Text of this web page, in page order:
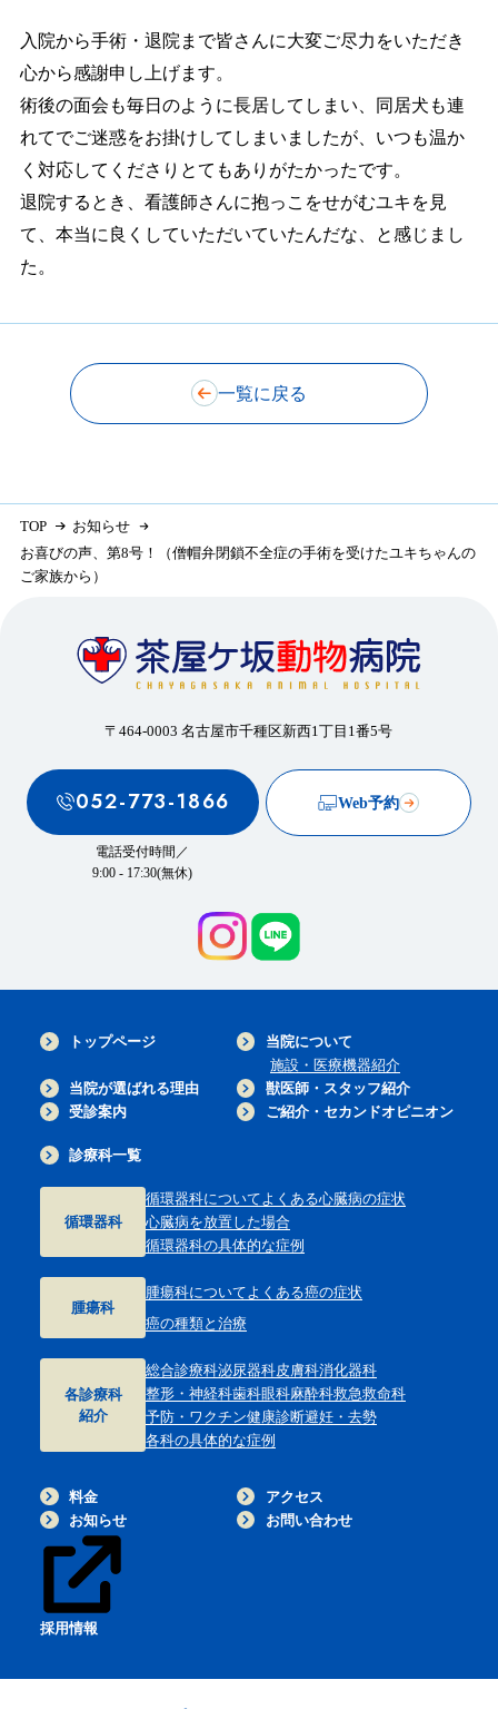
入院から手術・退院まで皆さんに大変ご尽力をいただき
心から感謝申し上げます。
術後の面会も毎日のように長居してしまい、同居犬も連
れてでご迷惑をお掛けしてしまいましたが、いつも温か
く対応してくださりとてもありがたかったです。
退院するとき、看護師さんに抱っこをせがむユキを見
て、本当に良くしていただいていたんだな、と感じまし
た。
一覧に戻る
TOP
お知らせ
お喜びの声、第8号！（僧帽弁閉鎖不全症の手術を受けたユキちゃんの
ご家族から）
〒464-0003 名古屋市千種区新西1丁目1番5号
052-773-1866
電話受付時間／
9:00 - 17:30(無休)
Web予約
トップページ
当院について
施設・医療機器紹介
当院が選ばれる理由
獣医師・スタッフ紹介
受診案内
ご紹介・セカンドオピニオン
診療科一覧
循環器科
循環器科について よくある心臓病の症状
心臓病を放置した場合
循環器科の具体的な症例
腫瘍科
腫瘍科についてよくある癌の症状
癌の種類と治療
各診療科
紹介
総合診療科泌尿器科皮膚科消化器科
整形・神経科歯科眼科麻酔科救急救命科
予防・ワクチン健康診断避妊・去勢
各科の具体的な症例
料金
アクセス
お知らせ
お問い合わせ
採用情報